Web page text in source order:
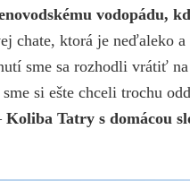
vodopádu,
chate, ktorá je neďaleko
sme sa rozhodli vrátiť
si ešte chceli trochu
Koliba Tatry s domácou